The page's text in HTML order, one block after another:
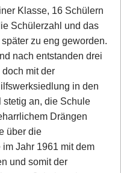
Klasse, 16 Schülern
Schülerzahl und das
zu eng geworden.
nach entstanden drei
mit der
in den
an, die Schule
Drängen
über die
Jahr 1961 mit dem
und somit der